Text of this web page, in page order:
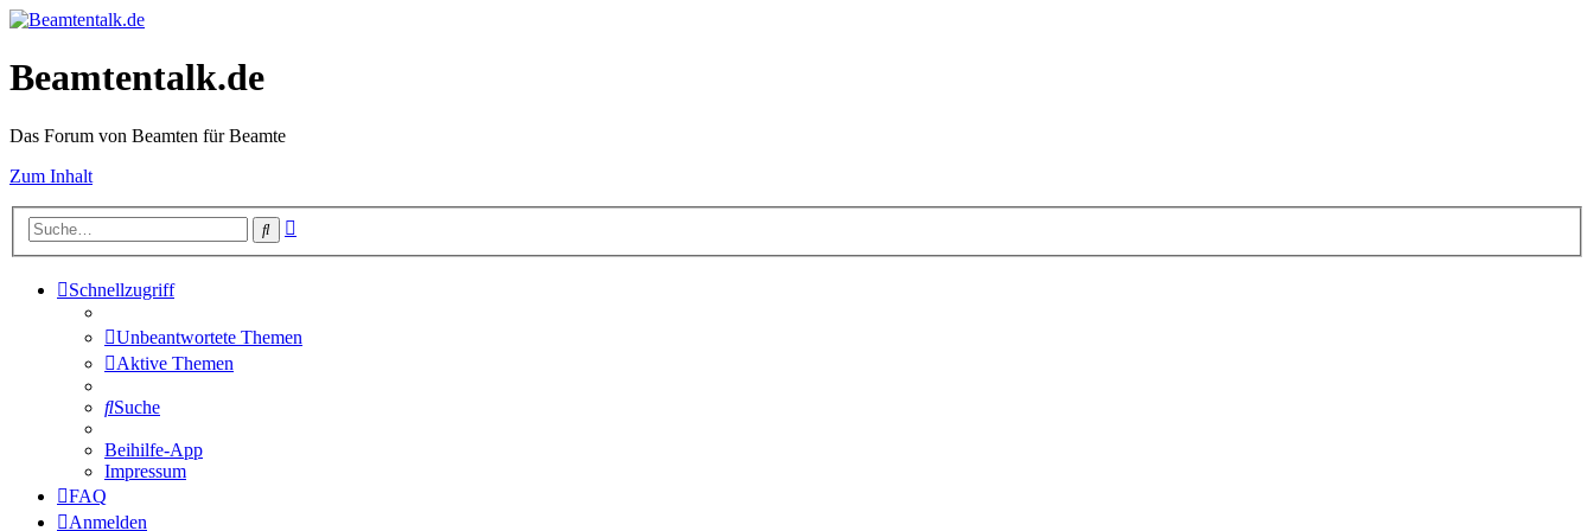
Beamtentalk.de
Das Forum von Beamten für Beamte
Zum Inhalt
Suche
Schnellzugriff
Unbeantwortete Themen
Aktive Themen
Suche
Beihilfe-App
Impressum
FAQ
Anmelden